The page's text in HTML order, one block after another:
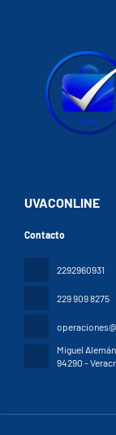
UVACONLINE
Contacto
2292960931
229 909 8275
Miguel
94290 -